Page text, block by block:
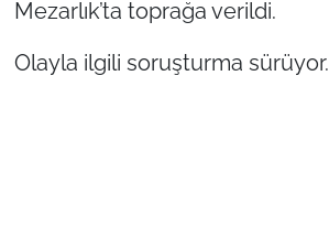
Mezarlık’ta toprağa verildi.
Olayla ilgili soruşturma sürüyor.
İş Dünyası